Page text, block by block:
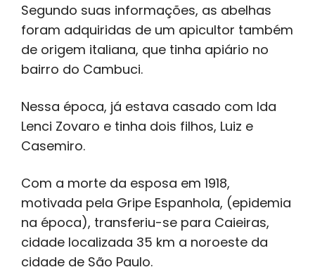
Segundo suas informações, as abelhas
foram adquiridas de um apicultor também
de origem italiana, que tinha apiário no
bairro do Cambuci.
Nessa época, já estava casado com Ida
Lenci Zovaro e tinha dois filhos, Luiz e
Casemiro.
Com a morte da esposa em 1918,
motivada pela Gripe Espanhola, (epidemia
na época), transferiu-se para Caieiras,
cidade localizada 35 km a noroeste da
cidade de São Paulo.